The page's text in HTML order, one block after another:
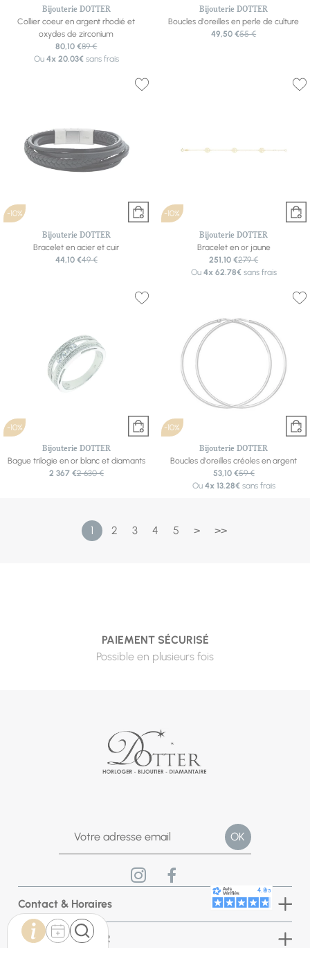
Bijouterie DOTTER
Collier coeur en argent rhodié et
oxydes de zirconium
80,10 €89 €
Ou 4x 20.03€sans frais
Bijouterie DOTTER
Boucles d'oreilles en perle de culture
49,50 €55 €
-10%
Bijouterie DOTTER
Bracelet en acier et cuir
44,10 €49 €
-10%
Bijouterie DOTTER
Bracelet en or jaune
251,10 €279 €
Ou 4x 62.78€sans frais
-10%
Bijouterie DOTTER
Bague trilogie en or blanc et diamants
2 367 €2 630 €
-10%
Bijouterie DOTTER
Boucles d'oreilles créoles en argent
53,10 €59 €
Ou 4x 13.28€sans frais
1 2 3 4 5 > >>
PAIEMENT SÉCURISÉ
Possible en plusieurs fois
Contact & Horaires
Bijouterie DOTTER